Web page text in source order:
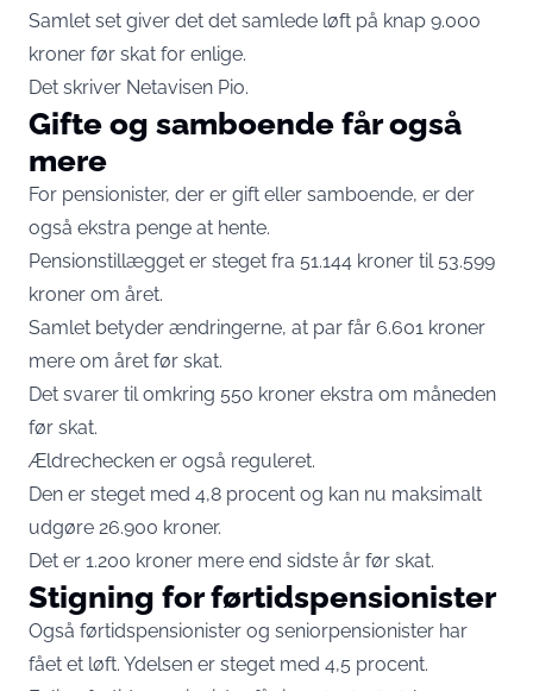
Samlet set giver det det samlede løft på knap 9.000
kroner før skat for enlige.
Det skriver Netavisen Pio.
Gifte og samboende får også
mere
For pensionister, der er gift eller samboende, er der
også ekstra penge at hente.
Pensionstillægget er steget fra 51.144 kroner til 53.599
kroner om året.
Samlet betyder ændringerne, at par får 6.601 kroner
mere om året før skat.
Det svarer til omkring 550 kroner ekstra om måneden
før skat.
Ældrechecken er også reguleret.
Den er steget med 4,8 procent og kan nu maksimalt
udgøre 26.900 kroner.
Det er 1.200 kroner mere end sidste år før skat.
Stigning for førtidspensionister
Også førtidspensionister og seniorpensionister har
fået et løft. Ydelsen er steget med 4,5 procent.